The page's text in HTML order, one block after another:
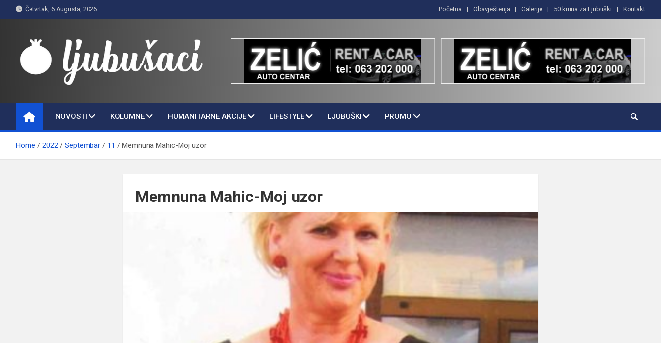
to
Četvrtak, 6 Augusta, 2026 Početna Obavještenja Galerije 50 kruna za Ljubuški Kontakt
Ljubušaci
NOVOSTI KOLUMNE HUMANITARNE AKCIJE LIFESTYLE LJUBUŠKI PROMO
Home 2022 Septembar 11 Memnuna Mahic-Moj uzor
Memnuna Mahic-Moj uzor